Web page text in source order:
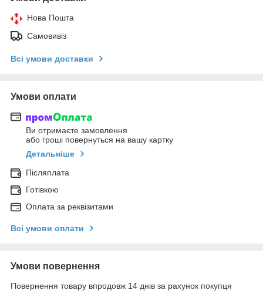
Нова Пошта
Самовивіз
Всі умови доставки
Умови оплати
Ви отримаєте замовлення
або гроші повернуться на вашу картку
Детальніше
Післяплата
Готівкою
Оплата за реквізитами
Всі умови оплати
Умови повернення
Повернення товару впродовж 14 днів за рахунок покупця